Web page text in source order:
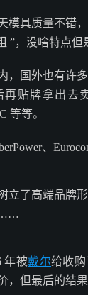
模具质量不错
”，没啥特点但
，国外也有许
贴牌拿出去卖
等等。
、
立了高端品牌
……
年被戴尔给收
，但最后的结